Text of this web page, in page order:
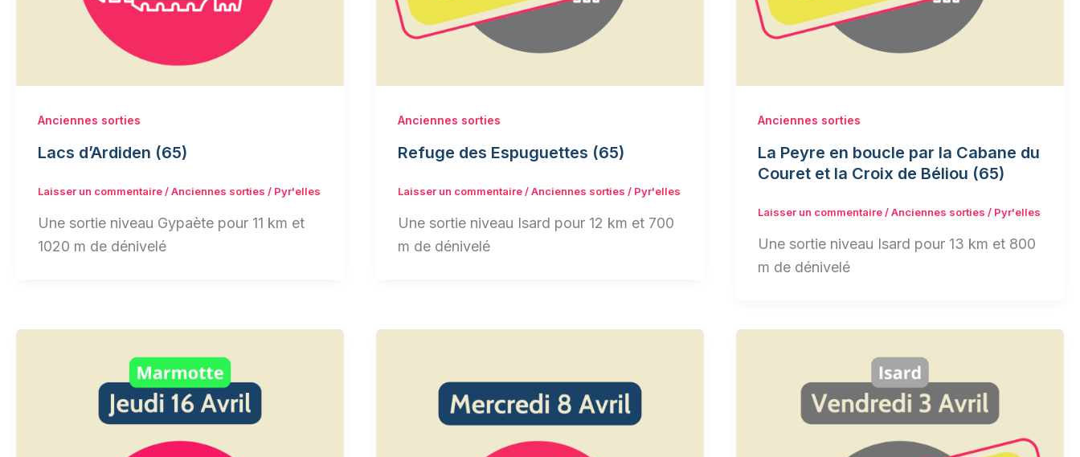
Anciennes sorties
Lacs d’Ardiden (65)
Laisser un commentaire/Anciennes sorties / Pyr'elles
Une sortie niveau Gypaète pour 11 km et
1020 m de dénivelé
Anciennes sorties
Refuge des Espuguettes (65)
Laisser un commentaire/Anciennes sorties / Pyr'elles
Une sortie niveau Isard pour 12 km et 700
m de dénivelé
Anciennes sorties
La Peyre en boucle par la Cabane du
Couret et la Croix de Béliou (65)
Laisser un commentaire/Anciennes sorties / Pyr'elles
Une sortie niveau Isard pour 13 km et 800
m de dénivelé